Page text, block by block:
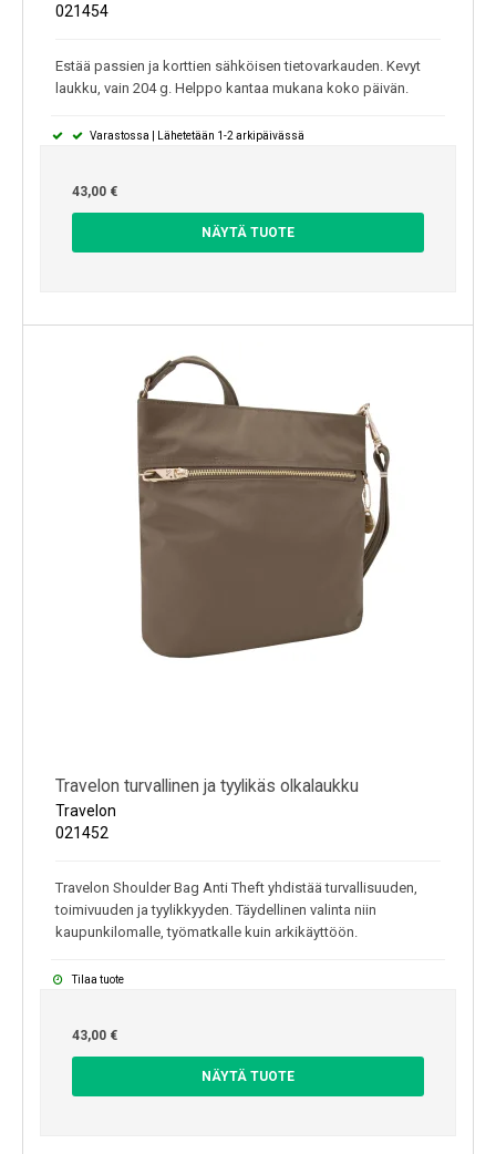
021454
Estää passien ja korttien sähköisen tietovarkauden. Kevyt
laukku, vain 204 g. Helppo kantaa mukana koko päivän.
Varastossa | Lähetetään 1-2 arkipäivässä
43,00 €
NÄYTÄ TUOTE
Travelon turvallinen ja tyylikäs olkalaukku
Travelon
021452
Travelon Shoulder Bag Anti Theft yhdistää turvallisuuden,
toimivuuden ja tyylikkyyden. Täydellinen valinta niin
kaupunkilomalle, työmatkalle kuin arkikäyttöön.
Tilaa tuote
43,00 €
NÄYTÄ TUOTE